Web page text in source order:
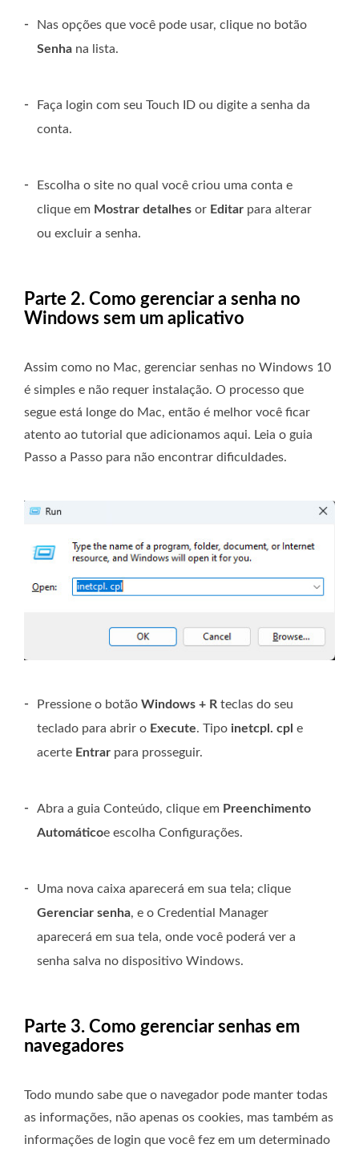
-
Nas opções que você pode usar, clique no botão
Senha na lista.
-
Faça login com seu Touch ID ou digite a senha da
conta.
-
Escolha o site no qual você criou uma conta e
clique em Mostrar detalhes or Editar para alterar
ou excluir a senha.
Parte 2. Como gerenciar a senha no
Windows sem um aplicativo
Assim como no Mac, gerenciar senhas no Windows 10
é simples e não requer instalação. O processo que
segue está longe do Mac, então é melhor você ficar
atento ao tutorial que adicionamos aqui. Leia o guia
Passo a Passo para não encontrar dificuldades.
- Pressione o botão Windows + R teclas do seu
teclado para abrir o Execute. Tipo inetcpl. cpl e
acerte Entrar para prosseguir.
- Abra a guia Conteúdo, clique em Preenchimento
Automáticoe escolha Configurações.
-
Uma nova caixa aparecerá em sua tela; clique
Gerenciar senha, e o Credential Manager
aparecerá em sua tela, onde você poderá ver a
senha salva no dispositivo Windows.
Parte 3. Como gerenciar senhas em
navegadores
Todo mundo sabe que o navegador pode manter todas
as informações, não apenas os cookies, mas também as
informações de login que você fez em um determinado